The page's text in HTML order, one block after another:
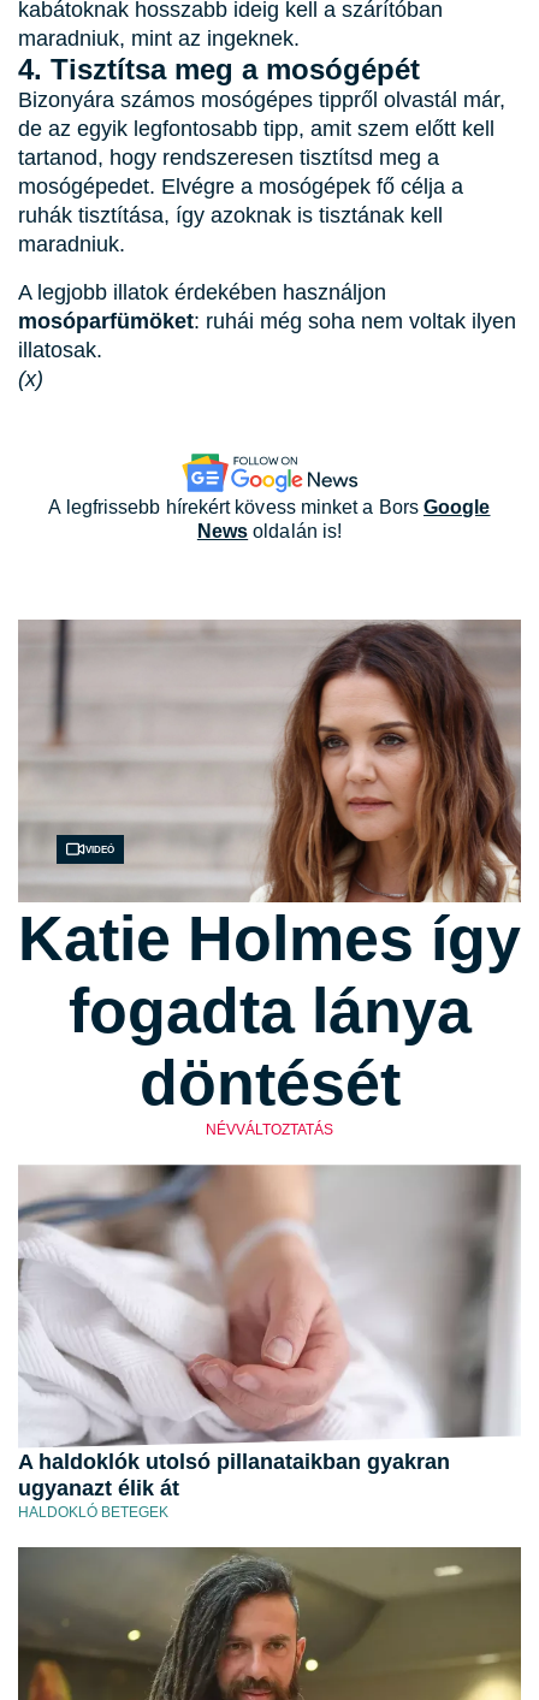
kabátoknak hosszabb ideig kell a szárítóban
maradniuk, mint az ingeknek.
4. Tisztítsa meg a mosógépét
Bizonyára számos mosógépes tippről olvastál már,
de az egyik legfontosabb tipp, amit szem előtt kell
tartanod, hogy rendszeresen tisztítsd meg a
mosógépedet. Elvégre a mosógépek fő célja a
ruhák tisztítása, így azoknak is tisztának kell
maradniuk.
A legjobb illatok érdekében használjon
mosóparfümöket: ruhái még soha nem voltak ilyen
illatosak.
(x)
A legfrissebb hírekért kövess minket a BorsGoogle
News oldalán is!
Videó
Katie Holmes így
fogadta lánya
döntését
NÉVVÁLTOZTATÁS
A haldoklók utolsó pillanataikban gyakran
ugyanazt élik át
HALDOKLÓ BETEGEK